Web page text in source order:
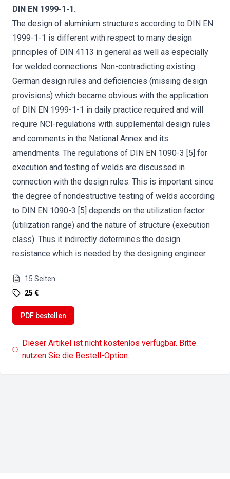
DIN EN 1999-1-1.
The design of aluminium structures according to DIN EN
1999-1-1 is different with respect to many design
principles of DIN 4113 in general as well as especially
for welded connections. Non-contradicting existing
German design rules and deficiencies (missing design
provisions) which became obvious with the application
of DIN EN 1999-1-1 in daily practice required and will
require NCI-regulations with supplemental design rules
and comments in the National Annex and its
amendments. The regulations of DIN EN 1090-3 [5] for
execution and testing of welds are discussed in
connection with the design rules. This is important since
the degree of nondestructive testing of welds according
to DIN EN 1090-3 [5] depends on the utilization factor
(utilization range) and the nature of structure (execution
class). Thus it indirectly determines the design
resistance which is needed by the designing engineer.
15 Seiten
25 €
PDF bestellen
Dieser Artikel ist nicht kostenlos verfügbar. Bitte
nutzen Sie die Bestell-Option.